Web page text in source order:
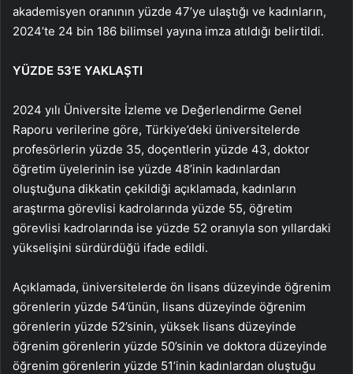
akademisyen oranının yüzde 47’ye ulaştığı ve kadınların,
2024’te 24 bin 186 bilimsel yayına imza atıldığı belirtildi.
YÜZDE 53’E YAKLAŞTI
2024 yılı Üniversite İzleme ve Değerlendirme Genel
Raporu verilerine göre, Türkiye’deki üniversitelerde
profesörlerin yüzde 35, doçentlerin yüzde 43, doktor
öğretim üyelerinin ise yüzde 48’inin kadınlardan
oluştuğuna dikkatin çekildiği açıklamada, kadınların
araştırma görevlisi kadrolarında yüzde 55, öğretim
görevlisi kadrolarında ise yüzde 52 oranıyla son yıllardaki
yükselişini sürdürdüğü ifade edildi.
Açıklamada, üniversitelerde ön lisans düzeyinde öğrenim
görenlerin yüzde 54’ünün, lisans düzeyinde öğrenim
görenlerin yüzde 52’sinin, yüksek lisans düzeyinde
öğrenim görenlerin yüzde 50’sinin ve doktora düzeyinde
öğrenim görenlerin yüzde 51’inin kadınlardan oluştuğu